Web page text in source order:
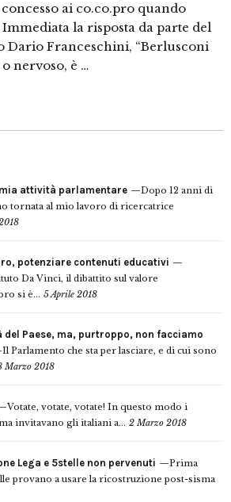
ai co.co.pro quando
la risposta da parte del
Dario Franceschini, “Berlusconi
nervoso, è …
attività parlamentare
Dopo 12 anni di
tornata al mio lavoro di ricercatrice
potenziare contenuti educativi
Da Vinci, il dibattito sul valore
si è... 5 Aprile 2018
Paese, ma, purtroppo, non facciamo
Il Parlamento che sta per lasciare, e di cui sono
Marzo 2018
Votate, votate, votate! In questo modo i
invitavano gli italiani a... 2 Marzo 2018
Lega e 5stelle non pervenuti
Prima
provano a usare la ricostruzione post-sisma